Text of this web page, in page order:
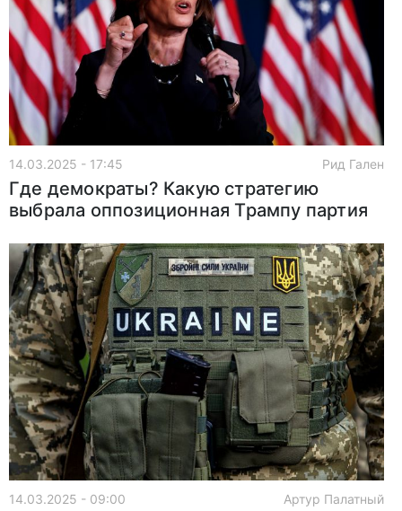
14.03.2025 - 17:45 Рид Гален
Где демократы? Какую стратегию
выбрала оппозиционная Трампу партия
14.03.2025 - 09:00 Артур Палатный